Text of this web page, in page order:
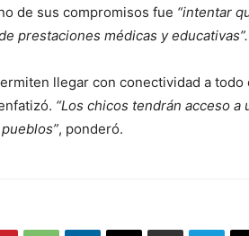
de sus compromisos fue “intentar
prestaciones médicas y educativas”.
llegar con conectividad a
“Los chicos tendrán acceso a
, ponderó.